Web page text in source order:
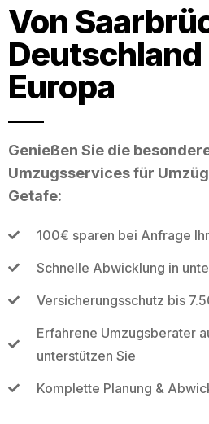
Von
Europa
Genießen Sie die
Umzugsservices für
Getafe:
100€ sparen bei Anfrage
Schnelle Abwicklung in
Versicherungsschutz bis
Erfahrene Umzugsberater
unterstützen Sie
Komplette Planung &